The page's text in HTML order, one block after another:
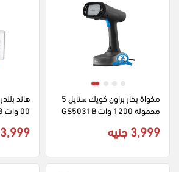
محمولة 1200 وات GS5031B
3,999 جنيه 3,999 جنيه